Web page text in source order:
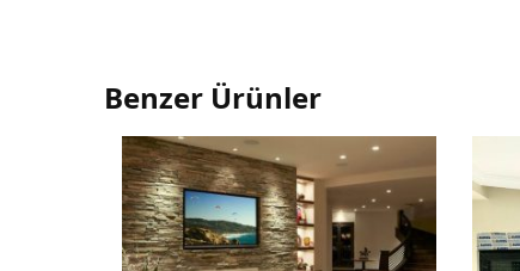
Benzer Ürünler